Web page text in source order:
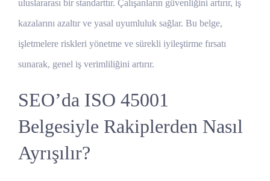
uluslararası bir standarttır. Çalışanların güvenliğini artırır, iş
kazalarını azaltır ve yasal uyumluluk sağlar. Bu belge,
işletmelere riskleri yönetme ve sürekli iyileştirme fırsatı
sunarak, genel iş verimliliğini artırır.
SEO’da ISO 45001
Belgesiyle Rakiplerden Nasıl
Ayrışılır?